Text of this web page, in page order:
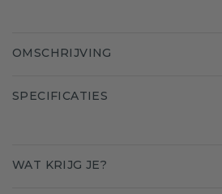
OMSCHRIJVING
SPECIFICATIES
WAT KRIJG JE?